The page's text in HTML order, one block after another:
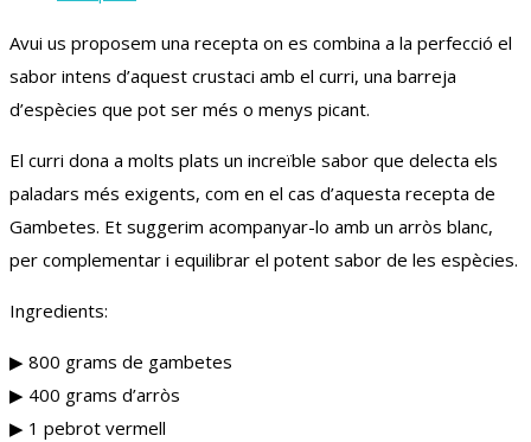
Avui us proposem una recepta on es combina a la perfecció el
sabor intens d’aquest crustaci amb el curri, una barreja
d’espècies que pot ser més o menys picant.
El curri dona a molts plats un increïble sabor que delecta els
paladars més exigents, com en el cas d’aquesta recepta de
Gambetes. Et suggerim acompanyar-lo amb un arròs blanc,
per complementar i equilibrar el potent sabor de les espècies.
Ingredients:
▶︎ 800 grams de gambetes
▶︎ 400 grams d’arròs
▶︎ 1 pebrot vermell